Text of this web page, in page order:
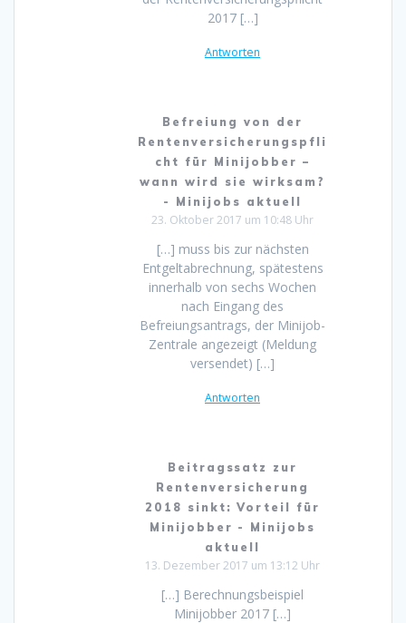
2017 […]
Antworten
Befreiung von der
Rentenversicherungspfli
cht für Minijobber –
wann wird sie wirksam?
- Minijobs aktuell
23. Oktober 2017 um 10:48 Uhr
[…] muss bis zur nächsten
Entgeltabrechnung, spätestens
innerhalb von sechs Wochen
nach Eingang des
Befreiungsantrags, der Minijob-
Zentrale angezeigt (Meldung
versendet) […]
Antworten
Beitragssatz zur
Rentenversicherung
2018 sinkt: Vorteil für
Minijobber - Minijobs
aktuell
13. Dezember 2017 um 13:12 Uhr
[…] Berechnungsbeispiel
Minijobber 2017 […]